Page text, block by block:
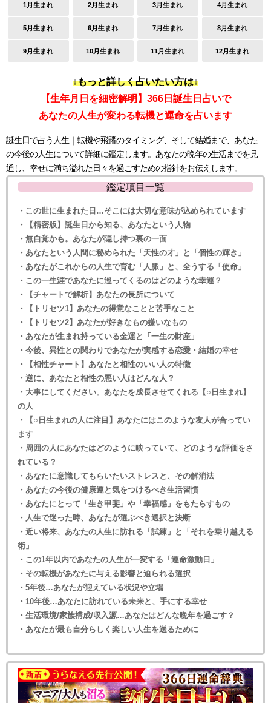
1月生まれ 2月生まれ 3月生まれ 4月生まれ
5月生まれ 6月生まれ 7月生まれ 8月生まれ
9月生まれ 10月生まれ 11月生まれ 12月生まれ
↓もっと詳しく占いたい方は↓
【生年月日を細密解明】366日誕生日占いで
あなたの人生が変わる転機と運命を占います
誕生日で占う人生｜転機や飛躍のタイミング、そして結婚まで、あなた
の今後の人生について詳細に鑑定します。あなたの晩年の生活までを見
通し、幸せに満ち溢れた日々を過ごすための指針をお伝えします。
鑑定項目一覧
・この世に生まれた日…そこには大切な意味が込められています
・【精密版】誕生日から知る、あなたという人物
・無自覚かも。あなたが隠し持つ裏の一面
・あなたという人間に秘められた「天性の才」と「個性の輝き」
・あなたがこれからの人生で育む「人脈」と、全うする「使命」
・この一生涯であなたに巡ってくるのはどのような幸運？
・【チャートで解析】あなたの長所について
・【トリセツ1】あなたの得意なことと苦手なこと
・【トリセツ2】あなたが好きなもの嫌いなもの
・あなたが生まれ持っている金運と「一生の財産」
・今後、異性との関わりであなたが実感する恋愛・結婚の幸せ
・【相性チャート】あなたと相性のいい人の特徴
・逆に、あなたと相性の悪い人はどんな人？
・大事にしてください。あなたを成長させてくれる【○日生まれ】
の人
・【○日生まれの人に注目】あなたにはこのような友人が合ってい
ます
・周囲の人にあなたはどのように映っていて、どのような評価をさ
れている？
・あなたに意識してもらいたいストレスと、その解消法
・あなたの今後の健康運と気をつけるべき生活習慣
・あなたにとって「生き甲斐」や「幸福感」をもたらすもの
・人生で迷った時、あなたが選ぶべき選択と決断
・近い将来、あなたの人生に訪れる「試練」と「それを乗り越える
術」
・この1年以内であなたの人生が一変する「運命激動日」
・その転機があなたに与える影響と迫られる選択
・5年後…あなたが迎えている状況や立場
・10年後…あなたに訪れている未来と、手にする幸せ
・生活環境/家族構成/収入源…あなたはどんな晩年を過ごす？
・あなたが最も自分らしく楽しい人生を送るために